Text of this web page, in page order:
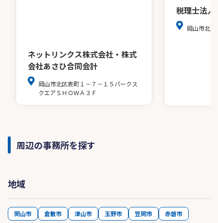
ネットリンクス株式会社・株式
会社あさひ合同会計
岡山市北区表町１－７－１５パークス
クエアＳＨＯＷＡ３Ｆ
税理士法人
岡山市北
周辺の事務所を探す
地域
岡山市 倉敷市 津山市 玉野市 笠岡市 赤磐市